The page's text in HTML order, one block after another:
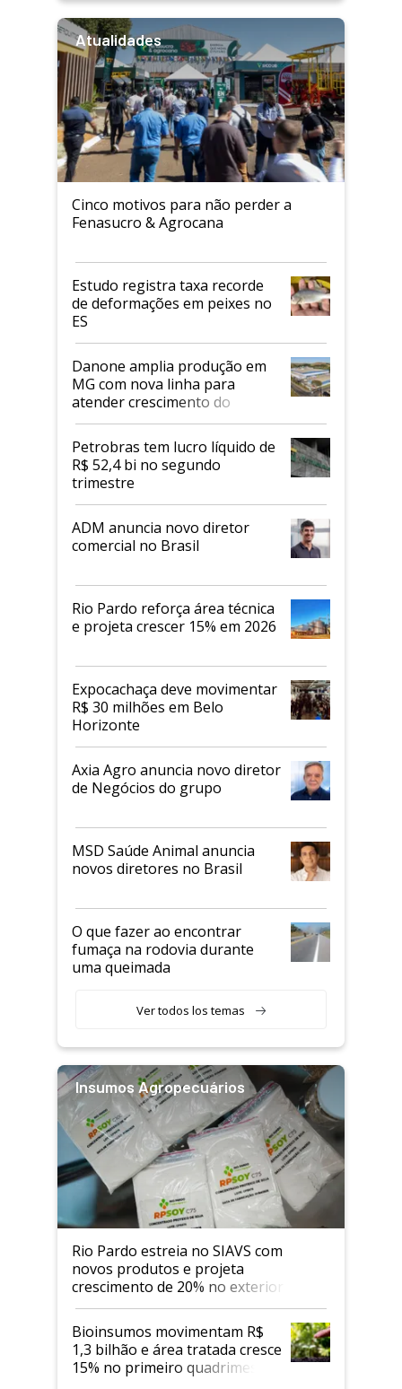
Atualidades
Cinco motivos para não perder a
Fenasucro & Agrocana
Estudo registra taxa recorde
de deformações em peixes no
ES
Danone amplia produção em
MG com nova linha para
atender crescimento do
mercado de alimentos
proteicos
Petrobras tem lucro líquido de
R$ 52,4 bi no segundo
trimestre
ADM anuncia novo diretor
comercial no Brasil
Rio Pardo reforça área técnica
e projeta crescer 15% em 2026
Expocachaça deve movimentar
R$ 30 milhões em Belo
Horizonte
Axia Agro anuncia novo diretor
de Negócios do grupo
MSD Saúde Animal anuncia
novos diretores no Brasil
O que fazer ao encontrar
fumaça na rodovia durante
uma queimada
Ver todos los temas
Insumos Agropecuários
Rio Pardo estreia no SIAVS com
novos produtos e projeta
crescimento de 20% no exterior
Bioinsumos movimentam R$
1,3 bilhão e área tratada cresce
15% no primeiro quadrimestre